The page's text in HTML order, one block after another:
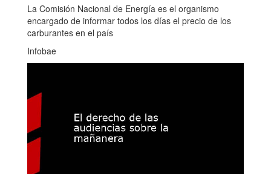
La Comisión Nacional de Energía es el organismo
encargado de informar todos los días el precio de los
carburantes en el país
Infobae